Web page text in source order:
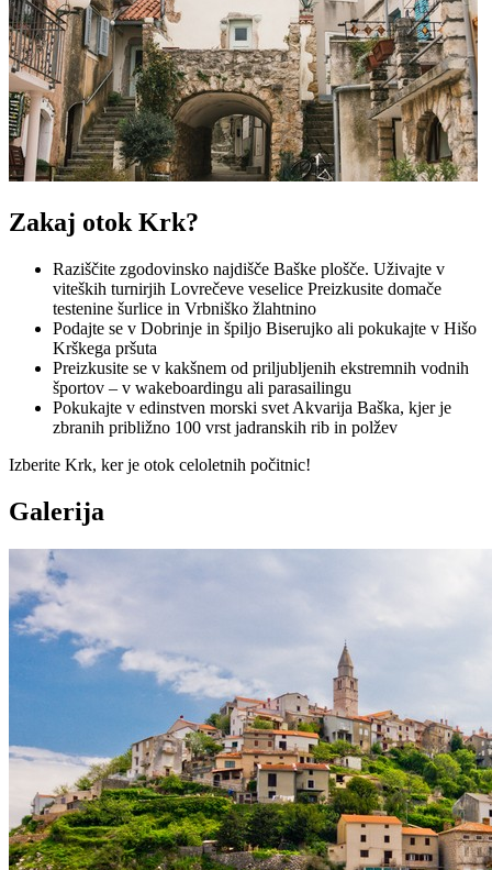
Zakaj otok Krk?
Raziščite zgodovinsko najdišče Baške plošče. Uživajte v
viteških turnirjih Lovrečeve veselice Preizkusite domače
testenine šurlice in Vrbniško žlahtnino
Podajte se v Dobrinje in špiljo Biserujko ali pokukajte v Hišo
Krškega pršuta
Preizkusite se v kakšnem od priljubljenih ekstremnih vodnih
športov – v wakeboardingu ali parasailingu
Pokukajte v edinstven morski svet Akvarija Baška, kjer je
zbranih približno 100 vrst jadranskih rib in polžev
Izberite Krk, ker je otok celoletnih počitnic!
Galerija